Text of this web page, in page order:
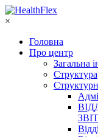
×
Головна
Про центр
Загальна
Структура